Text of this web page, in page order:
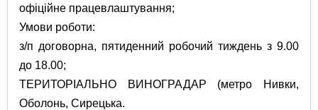
офіційне працевлаштування;
Умови роботи:
з/п договорна, пятиденний робочий тиждень з 9.00
до 18.00;
ТЕРИТОРІАЛЬНО ВИНОГРАДАР (метро Нивки,
Оболонь, Сирецька.